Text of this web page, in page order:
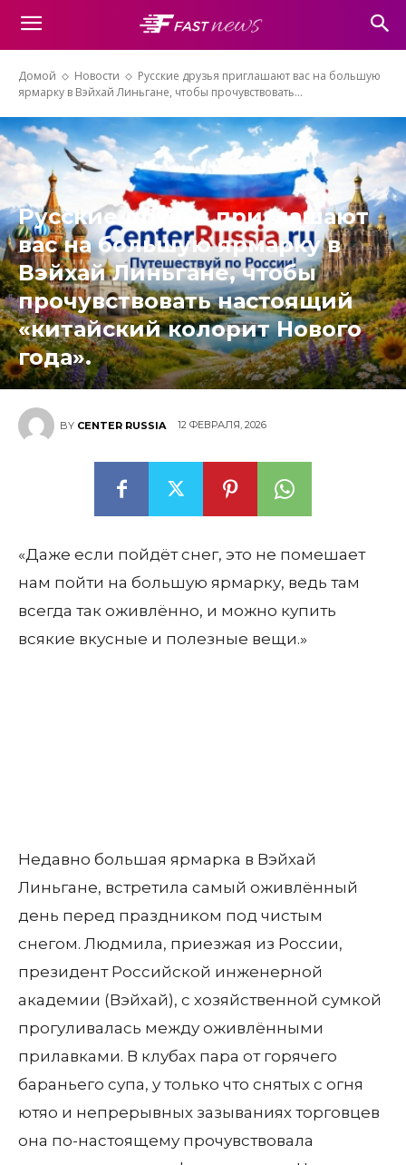
Домой Новости
Русские друзья приглашают вас на большую
ярмарку в Вэйхай Линьгане, чтобы прочувствовать...
Русские друзья приглашают
вас на большую ярмарку в
Вэйхай Линьгане, чтобы
прочувствовать настоящий
«китайский колорит Нового
года».
BY CENTER RUSSIA 12 ФЕВРАЛЯ, 2026
«Даже если пойдёт снег, это не помешает
нам пойти на большую ярмарку, ведь там
всегда так оживлённо, и можно купить
всякие вкусные и полезные вещи.»
Недавно большая ярмарка в Вэйхай
Линьгане, встретила самый оживлённый
день перед праздником под чистым
снегом. Людмила, приезжая из России,
президент Российской инженерной
академии (Вэйхай), с хозяйственной сумкой
прогуливалась между оживлёнными
прилавками. В клубах пара от горячего
бараньего супа, у только что снятых с огня
ютяо и непрерывных зазываниях торговцев
она по-настоящему прочувствовала